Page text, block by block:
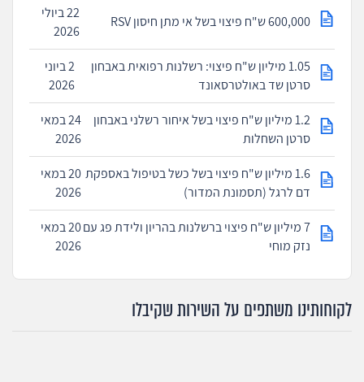
600,000 ש"ח פיצוי בשל אי מתן חיסון RSV
22 ביולי
2026
1.05 מיליון ש"ח פיצוי: רשלנות רפואית באבחון
סרטן שד באולטרסאונד
2 ביוני
2026
1.2 מיליון ש"ח פיצוי בשל איחור רשלני באבחון
סרטן השחלות
24 במאי
2026
1.6 מיליון ש"ח פיצוי בשל כשל בטיפול באספקת
דם לרגל (תסמונת המדור)
20 במאי
2026
7 מיליון ש"ח פיצוי ברשלנות בהריון ולידת פג עם
נזק מוחי
20 במאי
2026
לקוחותינו משתפים על השירות שקיבלו